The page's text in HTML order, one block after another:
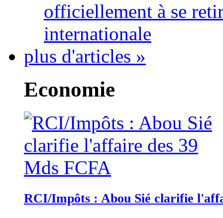
officiellement à se
internationale
plus d'articles »
Economie
RCI/Impôts : Abou Sié clarifie